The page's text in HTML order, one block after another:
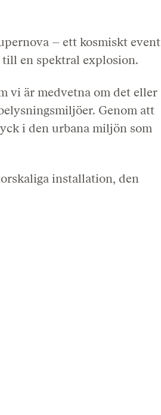
– ett kosmiskt event
en spektral explosion.
vi är medvetna om det eller
Genom att
i den urbana miljön som
installation, den